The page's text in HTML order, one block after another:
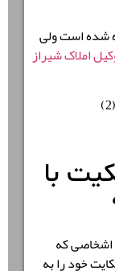
داده شده است ولی
املاک شیراز
با
که
خود را به